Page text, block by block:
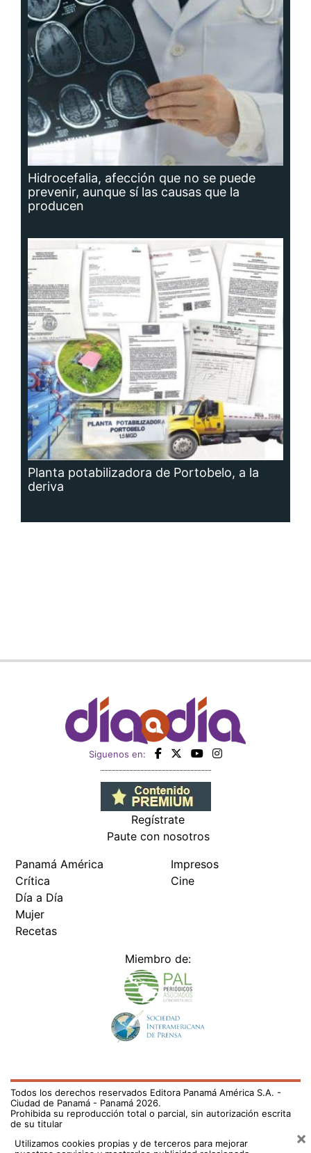
Hidrocefalia, afección que no se puede
prevenir, aunque sí las causas que la
producen
Planta potabilizadora de Portobelo, a la
deriva
Siguenos en:
Regístrate
Paute con nosotros
Panamá América
Crítica
Día a Día
Mujer
Recetas
Impresos
Cine
Miembro de:
Todos los derechos reservados Editora Panamá América S.A. -
Ciudad de Panamá - Panamá 2026.
Prohibida su reproducción total o parcial, sin autorización escrita
de su titular
Utilizamos cookies propias y de terceros para mejorar
×